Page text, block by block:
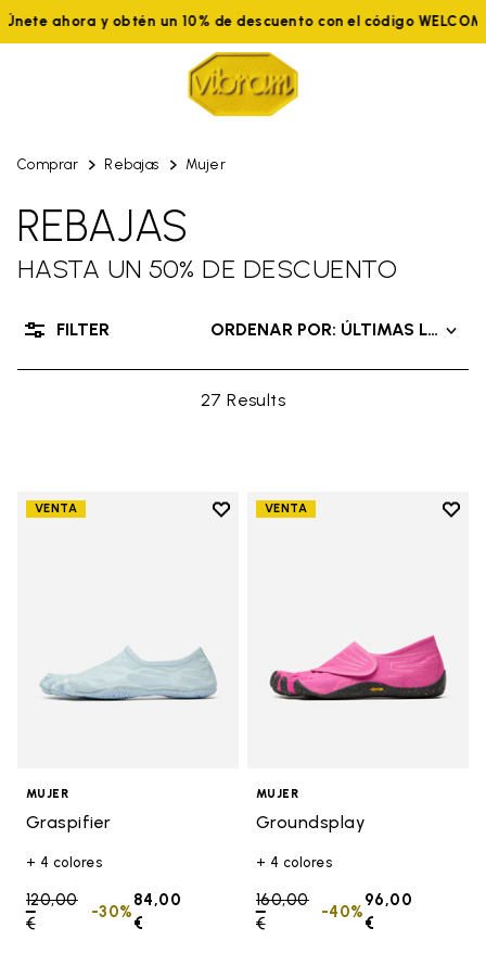
ahora y obtén un 10% de descuento con el código
Comprar Rebajas Mujer
REBAJAS
HASTA UN 50% DE DESCUENTO
27 Results
ORDENAR POR: ÚLTIMAS
FILTER
VENTA
Add to wishlist
MUJER
Graspifier
+ 4 colores
Price reduced from
120,00
€to
84,00
€
-30%
VENTA
Add
MUJER
Groundsplay
+ 4 colores
Price reduced from
160,00
€to
96,00
€
-40%